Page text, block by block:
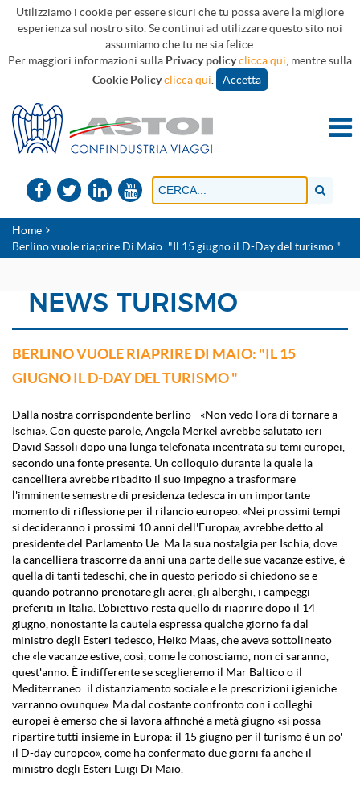
Utilizziamo i cookie per essere sicuri che tu possa avere la migliore
esperienza sul nostro sito. Se continui ad utilizzare questo sito noi
assumiamo che tu ne sia felice.
Per maggiori informazioni sulla Privacy policyclicca qui , mentre sulla
Cookie Policyclicca qui Accetta
Home
Berlino vuole riaprire Di Maio: "Il 15 giugno il D-Day del turismo "
NEWS TURISMO
BERLINO VUOLE RIAPRIRE DI MAIO: "IL 15
GIUGNO IL D-DAY DEL TURISMO "
Dalla nostra corrispondente berlino - «Non vedo l'ora di tornare a
Ischia». Con queste parole, Angela Merkel avrebbe salutato ieri
David Sassoli dopo una lunga telefonata incentrata su temi europei,
secondo una fonte presente. Un colloquio durante la quale la
cancelliera avrebbe ribadito il suo impegno a trasformare
l'imminente semestre di presidenza tedesca in un importante
momento di riflessione per il rilancio europeo. «Nei prossimi tempi
si decideranno i prossimi 10 anni dell'Europa», avrebbe detto al
presidente del Parlamento Ue. Ma la sua nostalgia per Ischia, dove
la cancelliera trascorre da anni una parte delle sue vacanze estive, è
quella di tanti tedeschi, che in questo periodo si chiedono se e
quando potranno prenotare gli aerei, gli alberghi, i campeggi
preferiti in Italia. L'obiettivo resta quello di riaprire dopo il 14
giugno, nonostante la cautela espressa qualche giorno fa dal
ministro degli Esteri tedesco, Heiko Maas, che aveva sottolineato
che «le vacanze estive, così, come le conosciamo, non ci saranno,
quest'anno. È indifferente se sceglieremo il Mar Baltico o il
Mediterraneo: il distanziamento sociale e le prescrizioni igieniche
varranno ovunque». Ma dal costante confronto con i colleghi
europei è emerso che si lavora affinché a metà giugno «si possa
ripartire tutti insieme in Europa: il 15 giugno per il turismoè un po'
il D-day europeo», come ha confermato due giorni fa anche il
ministro degli Esteri Luigi Di Maio.